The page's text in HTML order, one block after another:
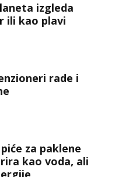
izgleda
ili kao plavi
rade i
za paklene
kao voda, ali